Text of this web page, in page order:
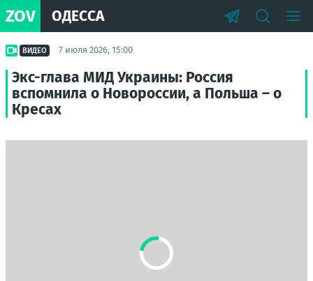
ZOV ОДЕССА
ВИДЕО 7 июля 2026, 15:00
Экс-глава МИД Украины: Россия
вспомнила о Новороссии, а Польша – о
Кресах